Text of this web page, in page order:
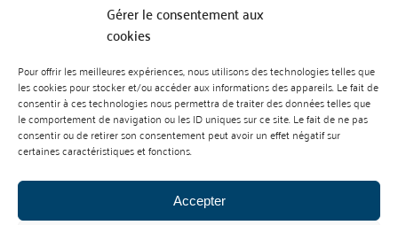
Gérer le consentement aux
cookies
Pour offrir les meilleures expériences, nous utilisons des technologies telles que
les cookies pour stocker et/ou accéder aux informations des appareils. Le fait de
consentir à ces technologies nous permettra de traiter des données telles que
le comportement de navigation ou les ID uniques sur ce site. Le fait de ne pas
consentir ou de retirer son consentement peut avoir un effet négatif sur
certaines caractéristiques et fonctions.
Accepter
BP 70023 - 49610 JUIGNE SUR LOIRE
Tél :07 88 99 01 07